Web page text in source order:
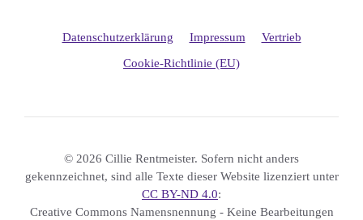
Datenschutzerklärung Impressum
Vertrieb
Cookie-Richtlinie (EU)
© 2026 Cillie Rentmeister. Sofern nicht anders
gekennzeichnet, sind alle Texte dieser Website lizenziert unter
CC BY-ND 4.0:
Creative Commons Namensnennung - Keine Bearbeitungen